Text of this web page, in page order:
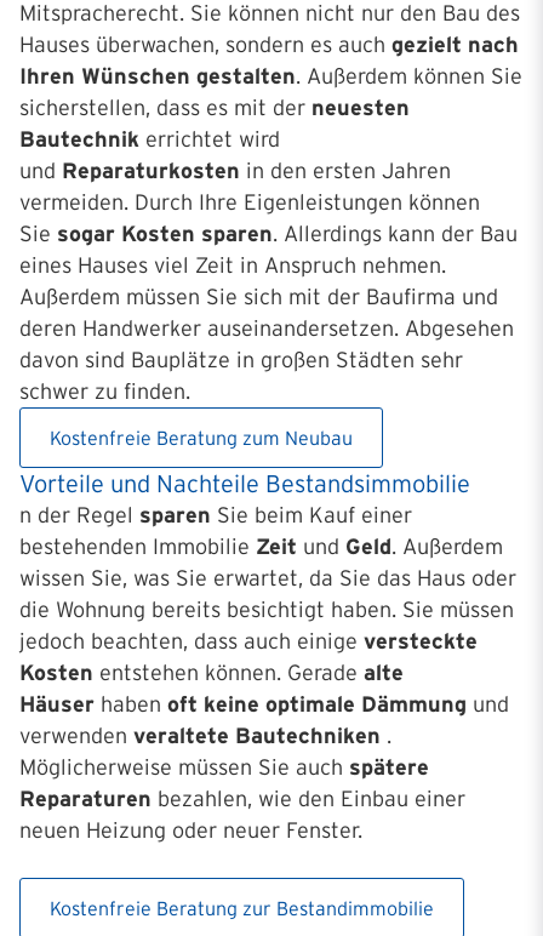
Mitspracherecht. Sie können nicht nur den Bau des
Hauses überwachen, sondern es auch gezielt nach
Ihren Wünschen gestalten. Außerdem können Sie
sicherstellen, dass es mit der neuesten
Bautechnik errichtet wird
und Reparaturkosten in den ersten Jahren
vermeiden. Durch Ihre Eigenleistungen können
Sie sogar Kosten sparen. Allerdings kann der Bau
eines Hauses viel Zeit in Anspruch nehmen.
Außerdem müssen Sie sich mit der Baufirma und
deren Handwerker auseinandersetzen. Abgesehen
davon sind Bauplätze in großen Städten sehr
schwer zu finden.
Kostenfreie Beratung zum Neubau
Vorteile und Nachteile Bestandsimmobilie
n der Regel sparen Sie beim Kauf einer
bestehenden Immobilie Zeit und Geld. Außerdem
wissen Sie, was Sie erwartet, da Sie das Haus oder
die Wohnung bereits besichtigt haben. Sie müssen
jedoch beachten, dass auch einige versteckte
Kosten entstehen können. Gerade alte
Häuser haben oft keine optimale Dämmung und
verwenden veraltete Bautechniken .
Möglicherweise müssen Sie auch spätere
Reparaturen bezahlen, wie den Einbau einer
neuen Heizung oder neuer Fenster.
Kostenfreie Beratung zur Bestandimmobilie